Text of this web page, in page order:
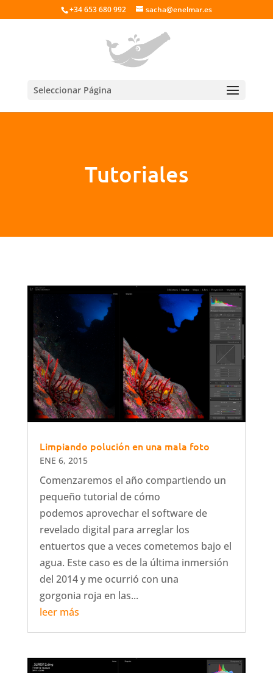
+34 653 680 992 sacha@enelmar.es
Seleccionar Página
Tutoriales
Limpiando polución en una mala foto
ENE 6, 2015
Comenzaremos el año compartiendo un
pequeño tutorial de cómo
podemos aprovechar el software de
revelado digital para arreglar los
entuertos que a veces cometemos bajo el
agua. Este caso es de la última inmersión
del 2014 y me ocurrió con una
gorgonia roja en las...
leer más